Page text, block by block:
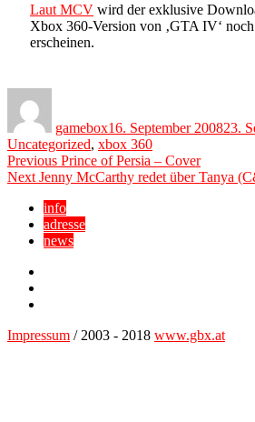
Laut MCV wird der exklusive
Xbox 360-Version von ‚GTA IV‘
erscheinen.
gamebox16. September 200823.
Uncategorized, xbox 360
Beitragsnavigation
Previous Previous
post:
Prince of Persia – Cover
Next Next
Jenny McCarthy redet über Tanya
info
adresse
news
Impressum / 2003 - 2018 www.gbx.at